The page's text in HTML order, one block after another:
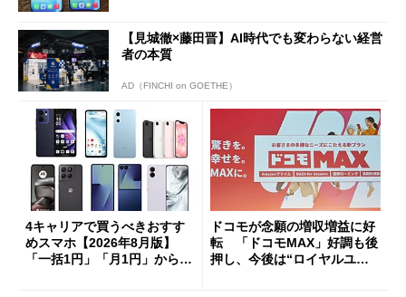
【見城徹×藤田晋】AI時代でも変わらない経営
者の本質
AD（FINCHI on GOETHE）
4キャリアで買うべきおすす
めスマホ【2026年8月版】
「一括1円」「月1円」からお
ドコモが念願の増収増益に好
転 「ドコモMAX」好調も後
押し、今後は“ロイヤルユー